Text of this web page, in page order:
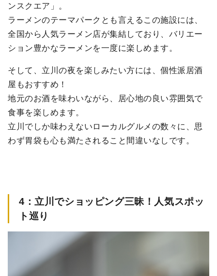
ンスクエア」。
ラーメンのテーマパークとも言えるこの施設には、
全国から人気ラーメン店が集結しており、バリエー
ション豊かなラーメンを一度に楽しめます。
そして、立川の夜を楽しみたい方には、個性派居酒
屋もおすすめ！
地元のお酒を味わいながら、居心地の良い雰囲気で
食事を楽しめます。
立川でしか味わえないローカルグルメの数々に、思
わず胃袋も心も満たされること間違いなしです。
4 ：立川でショッピング三昧！人気スポッ
ト巡り